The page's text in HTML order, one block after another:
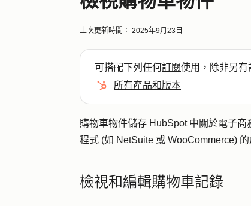
上次更新時間： 2025年9月23日
可搭配下列任何訂閱使用，除非另有
所有產品和版本
購物車物件儲存 HubSpot 中關於電子
程式 (如 NetSuite 或 WooCommerce) 的
檢視和編輯購物車記錄